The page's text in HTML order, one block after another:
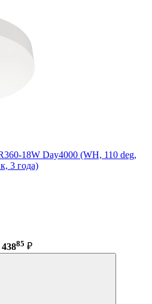
18W Day4000 (WH, 110 deg,
3 года)
43885 ₽